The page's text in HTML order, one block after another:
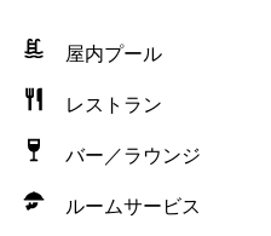
屋内プール
レストラン
バー／ラウンジ
ルームサービス